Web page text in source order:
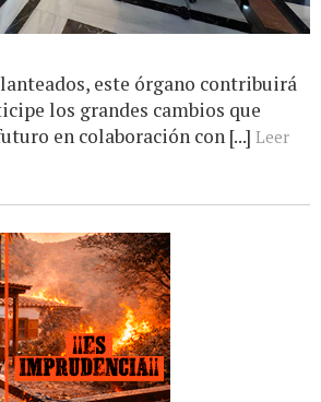
este órgano contribuirá
los grandes cambios que
en colaboración con [...] Leer